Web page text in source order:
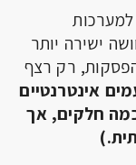
למערכות
ישירה יותר
רק רצף
אינטרנטיים
חלקים, אך